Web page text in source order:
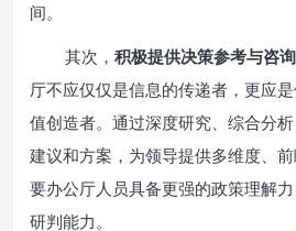
间。
其次， 积极提供决策参考与咨
厅不应仅仅是信息的传递者，更应
值创造者。通过深度研究、综合分析
建议和方案，为领导提供多维度、
要办公厅人员具备更强的政策理解
研判能力。